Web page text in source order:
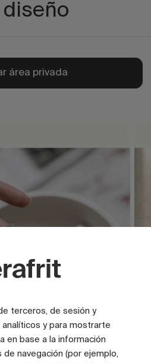
diseño
área privada
terceros, de sesión y
y para mostrarte
en base a la información
navegación (por ejemplo,